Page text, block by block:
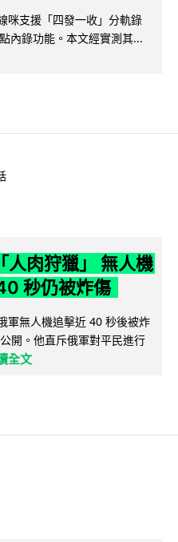
咪支援「四發一收」分軌錄
內錄功能。本文經實測其...
人肉狩獵」 無人機
秒仍被炸傷
軍無人機追擊近 40 秒後被炸
開。他直斥俄軍對平民進行
全文